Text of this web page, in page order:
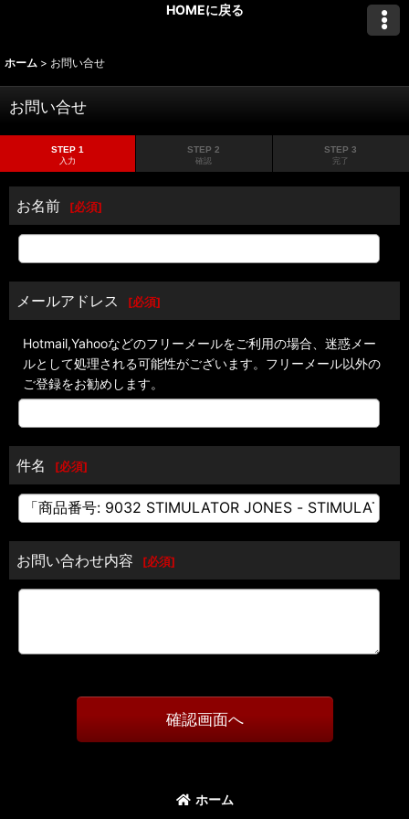
HOMEに戻る
ホーム > お問い合せ
お問い合せ
STEP 1
入力
STEP 2
確認
STEP 3
完了
お名前 [必須]
メールアドレス [必須]
Hotmail,Yahooなどのフリーメールをご利用の場合、迷惑メー
ルとして処理される可能性がございます。フリーメール以外の
ご登録をお勧めします。
件名 [必須]
お問い合わせ内容 [必須]
確認画面へ
ホーム